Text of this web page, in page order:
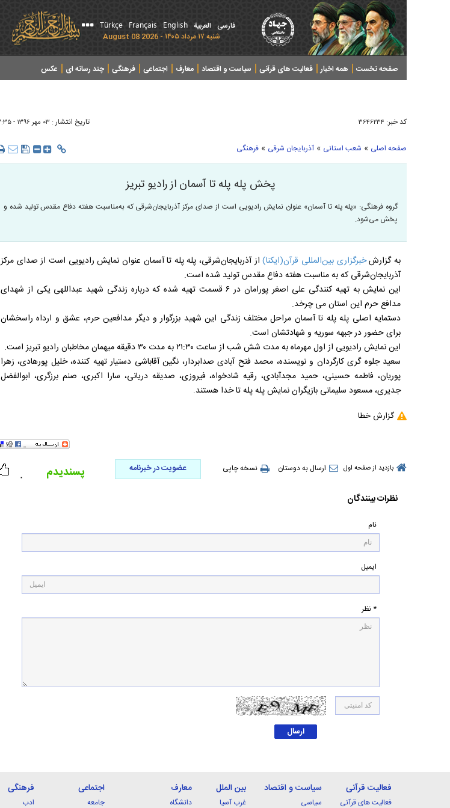
فارسی العربیة English
Français
Türkçe
شنبه ۱۷ مرداد ۱۴۰۵ - 2026 August 08
صفحه نخست همه اخبار فعالیت های قرآنی سیاست و اقتصاد معارف اجتماعی فرهنگی چند رسانه ای عکس
کد خبر: ۳۶۴۶۲۳۴ تاریخ انتشار : ۰۳ مهر ۱۳۹۶ - ۱۳:۳۵
صفحه اصلی » شعب استانی » آذربایجان شرقی » فرهنگی
پخش پله پله تا آسمان از رادیو تبریز
گروه فرهنگی: «پله پله تا آسمان» عنوان نمایش رادیویی است از صدای مرکز آذربایجان‌شرقی که به‌مناسبت هفته دفاع مقدس تولید شده و
پخش می‌شود.
به گزارشخبرگزاری بین‌المللی قرآن(ایکنا)از آذربایجان‌شرقی، پله پله تا آسمان عنوان نمایش رادیویی است از صدای مرکز
آذربایجان‌شرقی که به مناسبت هفته دفاع مقدس تولید شده است.
این نمایش به تهیه کنندگی علی اصغر پورامان در ۶ قسمت تهیه شده که درباره زندگی شهید عبداللهی یکی از شهدای
مدافع حرم این استان می چرخد.
دستمایه اصلی پله پله تا آسمان مراحل مختلف زندگی این شهید بزرگوار و دیگر مدافعین حرم، عشق و ارداه راسخشان
برای حضور در جبهه سوریه و شهادتشان است.
این نمایش رادیویی از اول مهرماه به مدت شش شب از ساعت ۲۱:۳۰ به مدت ۳۰ دقیقه میهمان مخاطبان رادیو تبریز است.
سعید جلوه گری کارگردان و نویسنده، محمد فتح آبادی صدابردار، نگین آقاباشی دستیار تهیه کننده، خلیل پورهادی، زهرا
پوریان، فاطمه حسینی، حمید مجدآبادی، رقیه شادخواه، فیروزی، صدیقه دریانی، سارا اکبری، صنم برزگری، ابوالفضل
جدیری، مسعود سلیمانی بازیگران نمایش پله پله تا خدا هستند.
گزارش خطا
بازدید از صفحه اول ارسال به دوستان نسخه چاپی عضویت در خبرنامه
۰ پسندیدم
نظرات بینندگان
نام
ایمیل
* نظر
فعالیت قرآنی
فعالیت های قرآنی
سیاست و اقتصاد
سیاسی
بین الملل
غرب آسیا
معارف
دانشگاه
اجتماعی
جامعه
فرهنگی
ادب